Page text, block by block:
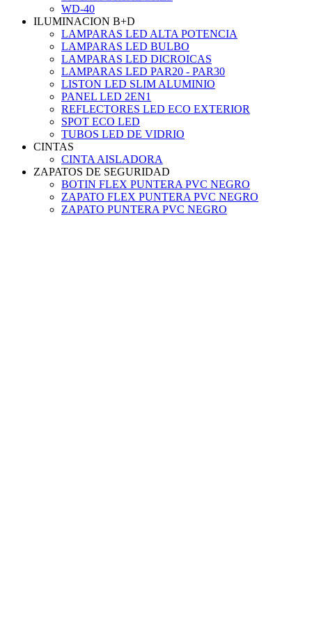
WD-40
ILUMINACION B+D
LAMPARAS LED ALTA POTENCIA
LAMPARAS LED BULBO
LAMPARAS LED DICROICAS
LAMPARAS LED PAR20 - PAR30
LISTON LED SLIM ALUMINIO
PANEL LED 2EN1
REFLECTORES LED ECO EXTERIOR
SPOT ECO LED
TUBOS LED DE VIDRIO
CINTAS
CINTA AISLADORA
ZAPATOS DE SEGURIDAD
BOTIN FLEX PUNTERA PVC NEGRO
ZAPATO FLEX PUNTERA PVC NEGRO
ZAPATO PUNTERA PVC NEGRO